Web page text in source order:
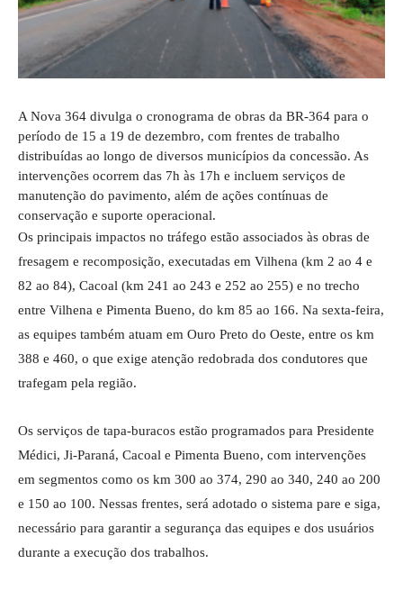
A Nova 364 divulga o cronograma de obras da BR-364 para o
período de 15 a 19 de dezembro, com frentes de trabalho
distribuídas ao longo de diversos municípios da concessão. As
intervenções ocorrem das 7h às 17h e incluem serviços de
manutenção do pavimento, além de ações contínuas de
conservação e suporte operacional.
Os principais impactos no tráfego estão associados às obras de
fresagem e recomposição, executadas em Vilhena (km 2 ao 4 e
82 ao 84), Cacoal (km 241 ao 243 e 252 ao 255) e no trecho
entre Vilhena e Pimenta Bueno, do km 85 ao 166. Na sexta-feira,
as equipes também atuam em Ouro Preto do Oeste, entre os km
388 e 460, o que exige atenção redobrada dos condutores que
trafegam pela região.
Os serviços de tapa-buracos estão programados para Presidente
Médici, Ji-Paraná, Cacoal e Pimenta Bueno, com intervenções
em segmentos como os km 300 ao 374, 290 ao 340, 240 ao 200
e 150 ao 100. Nessas frentes, será adotado o sistema pare e siga,
necessário para garantir a segurança das equipes e dos usuários
durante a execução dos trabalhos.